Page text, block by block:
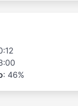
: 46%